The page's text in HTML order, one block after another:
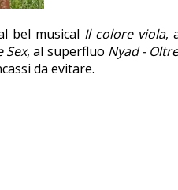
bel musical Il colore viola,
Sex, al superfluo Nyad -
da evitare.